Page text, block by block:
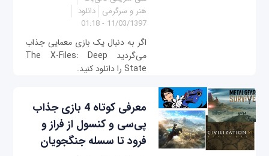
هنر و سرگرمی دانلود
11/03/1397 - 01:18
اگر به دنبال یک بازی معمایی جذاب
می‌گردید The X-Files: Deep
State را دانلود کنید.
معرفی کوتاه 4 بازی‌ جذاب
پی‌سی و کنسول از فراز و
فرود تا سسله جنگجویان